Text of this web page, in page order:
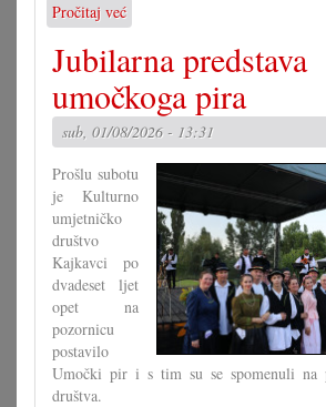
Pročitaj već
Kako
bi
morao
izgledati
Zakon
o
narodni
grupa?
Jubilarna predstava
umočkoga pira
sub, 01/08/2026 - 13:31
Prošlu subotu
je Kulturno
umjetničko
društvo
Kajkavci po
dvadeset ljet
opet na
pozornicu
postavilo
Umočki pir i s tim su se spomenuli na
društva.